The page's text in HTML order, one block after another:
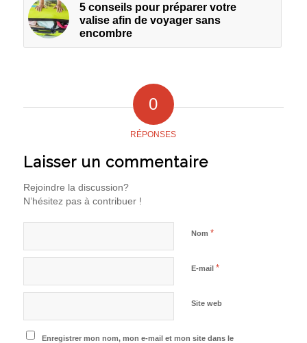
5 conseils pour préparer votre
valise afin de voyager sans
encombre
0
RÉPONSES
Laisser un commentaire
Rejoindre la discussion?
N’hésitez pas à contribuer !
Nom *
E-mail *
Site web
Enregistrer mon nom, mon e-mail et mon site dans le